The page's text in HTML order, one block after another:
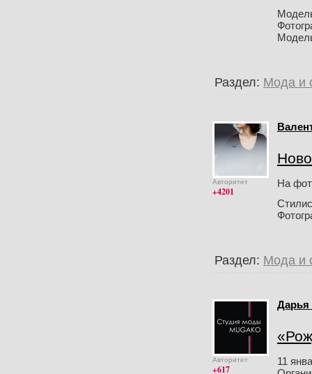
Раздел: Мода и
Авторитет
+4201
На
Раздел: Мода и
Авторитет
+617
Дарья
11